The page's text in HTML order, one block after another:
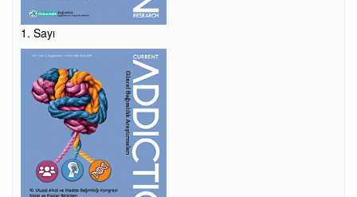
1. Sayı